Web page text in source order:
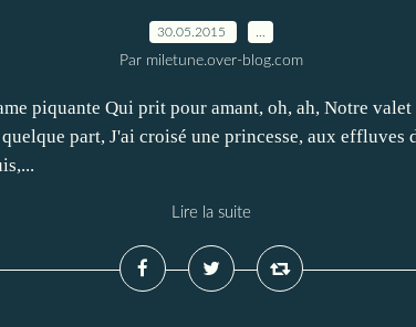
30.05.2015
Par miletune.over-blog.com
piquante Qui prit pour amant, oh, ah, Notre
part, J'ai croisé une princesse, aux effluves
Lire la suite